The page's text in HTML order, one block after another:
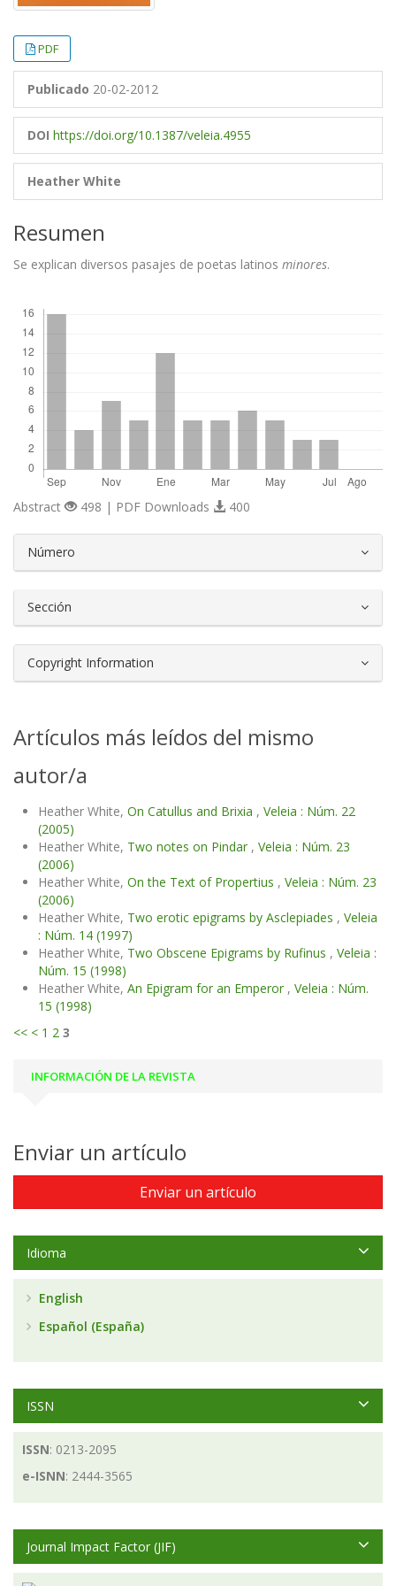
PDF
Publicado 20-02-2012
DOI https://doi.org/10.1387/veleia.4955
Heather White
Resumen
Se explican diversos pasajes de poetas latinos minores.
Abstract 498 | PDF Downloads 400
Número
Sección
Copyright Information
Artículos más leídos del mismo
autor/a
Heather White, On Catullus and Brixia , Veleia : Núm. 22
(2005)
Heather White, Two notes on Pindar , Veleia : Núm. 23
(2006)
Heather White, On the Text of Propertius , Veleia : Núm. 23
(2006)
Heather White, Two erotic epigrams by Asclepiades , Veleia
: Núm. 14 (1997)
Heather White, Two Obscene Epigrams by Rufinus , Veleia :
Núm. 15 (1998)
Heather White, An Epigram for an Emperor , Veleia : Núm.
15 (1998)
<< < 1 2 3
INFORMACIÓN DE LA REVISTA
Enviar un artículo
Enviar un artículo
Idioma
English
Español (España)
ISSN
ISSN: 0213-2095
e-ISNN: 2444-3565
Journal Impact Factor (JIF)